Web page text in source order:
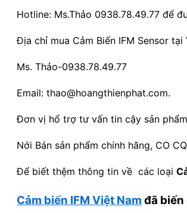
Hotline: Ms.Thảo 0938.78.49.77 để
Địa chỉ mua Cảm Biến IFM Sensor
Ms. Thảo-0938.78.49.77
Email: thao@hoangthienphat.com.
Đơn vị hổ trợ tư vấn tin cậy sản
Nới Bán sản phẩm chính hãng, CO
Để biết thệm thông tin về các loại
Cảm biến IFM Việt Nam đã